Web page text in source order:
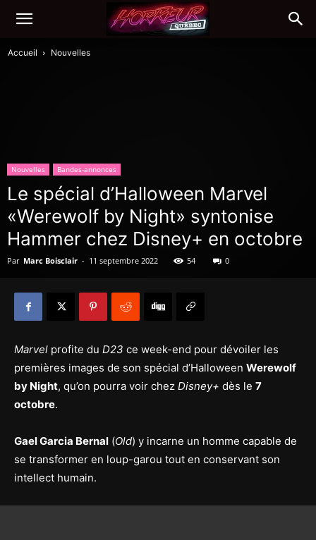
Accueil Nouvelles
Nouvelles Bandes-annonces
Le spécial d’Halloween Marvel
«Werewolf by Night» syntonise
Hammer chez Disney+ en octobre
Par Marc Boisclair - 11 septembre 2022 54 0
Marvel profite du D23 ce week-end pour dévoiler les
premières images de son spécial d’Halloween Werewolf
by Night, qu’on pourra voir chez Disney+ dès le 7
octobre.
Gael Garcia Bernal (Old) y incarne un homme capable de
se transformer en loup-garou tout en conservant son
intellect humain.